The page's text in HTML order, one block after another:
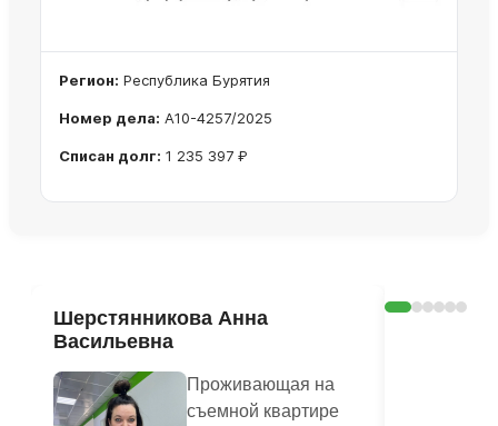
Регион: Республика Бурятия
Номер дела: А10-4257/2025
Списан долг: 1 235 397 ₽
Шерстянникова Анна
Васильевна
Проживающая на
съемной квартире